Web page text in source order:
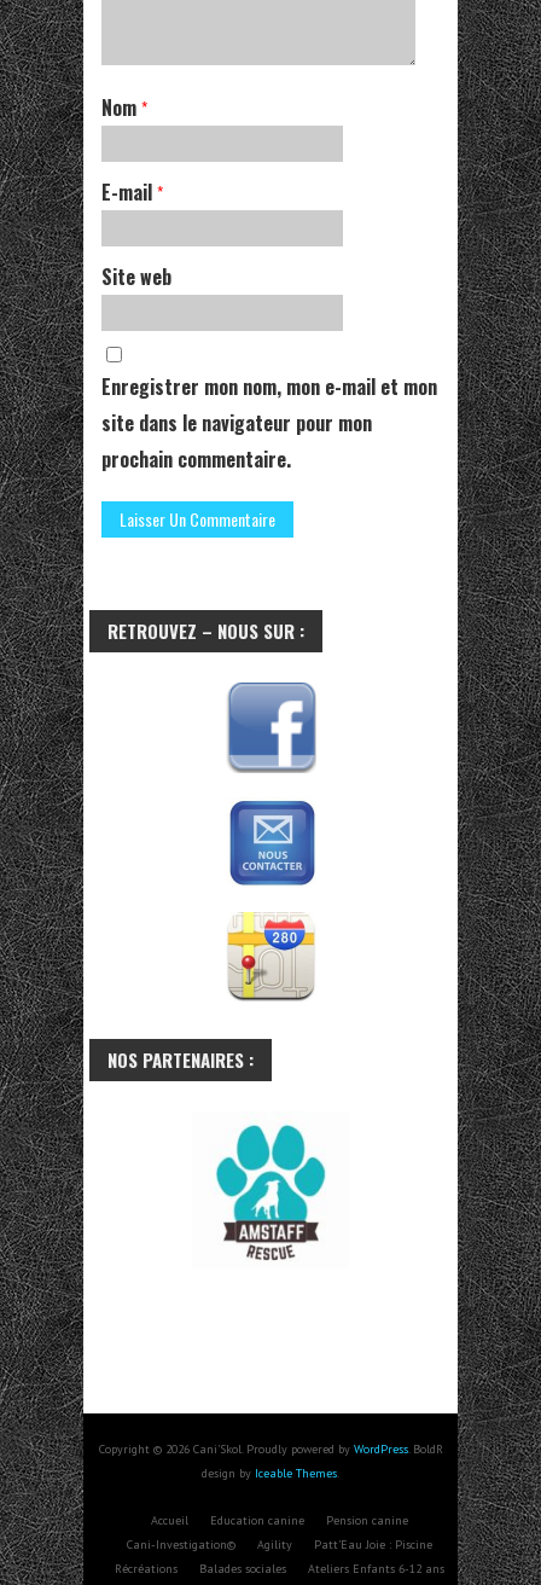
Nom *
E-mail *
Site web
Enregistrer mon nom, mon e-mail et mon
site dans le navigateur pour mon
prochain commentaire.
RETROUVEZ – NOUS SUR :
NOS PARTENAIRES :
Copyright © 2026 Cani'Skol. Proudly powered by WordPress. BoldR
design by Iceable Themes
Accueil Education canine
Pension canine
Cani-Investigation©
Agility
Patt’Eau Joie : Piscine
Récréations
Balades sociales
Ateliers Enfants 6-12 ans